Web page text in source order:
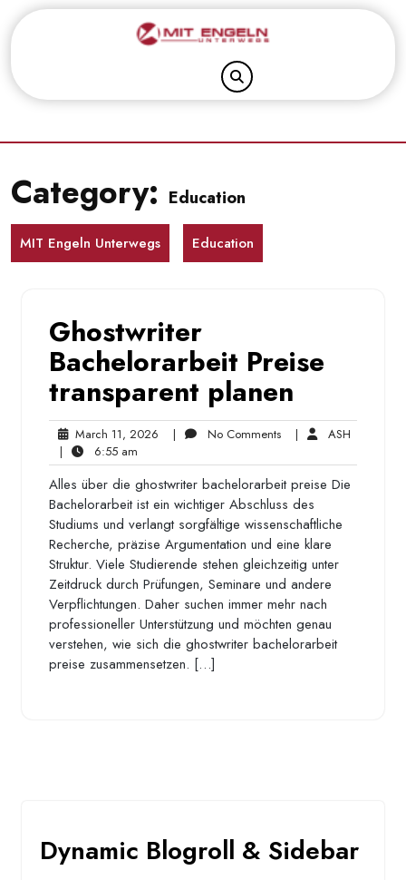
Category: Education
MIT Engeln Unterwegs Education
Ghostwriter
Bachelorarbeit Preise
transparent planen
March 11, 2026 March
2026
| No CommentsNo | ASH
|
6:55 am
am
Alles über die ghostwriter bachelorarbeit preise Die
Bachelorarbeit ist ein wichtiger Abschluss des
Studiums und verlangt sorgfältige wissenschaftliche
Recherche, präzise Argumentation und eine klare
Struktur. Viele Studierende stehen gleichzeitig unter
Zeitdruck durch Prüfungen, Seminare und andere
Verpflichtungen. Daher suchen immer mehr nach
professioneller Unterstützung und möchten genau
verstehen, wie sich die ghostwriter bachelorarbeit
preise zusammensetzen. […]
Dynamic Blogroll & Sidebar